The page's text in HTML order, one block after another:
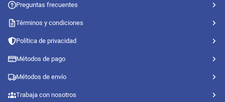
Preguntas frecuentes
Términos y condiciones
Política de privacidad
Métodos de pago
Métodos de envío
Trabaja con nosotros